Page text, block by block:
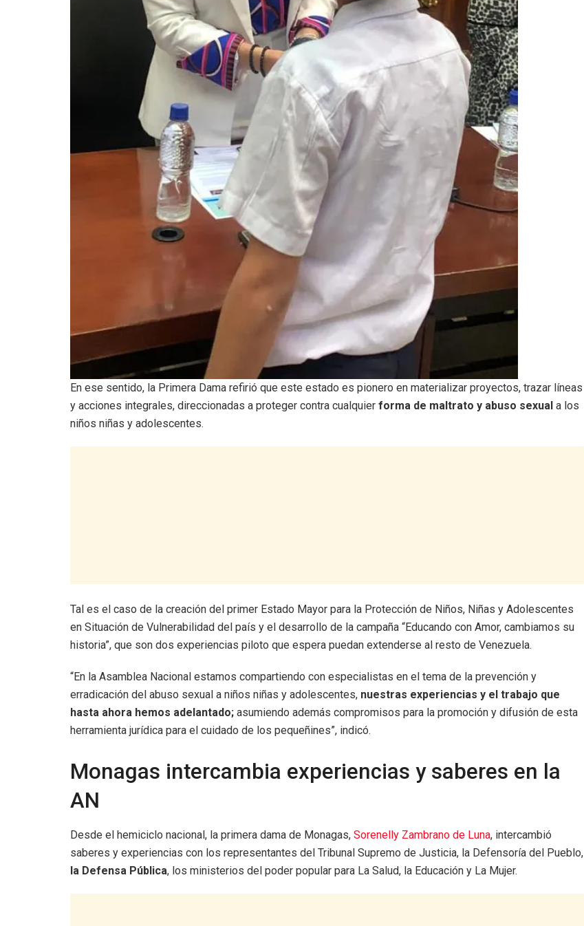
En ese sentido, la Primera Dama refirió que este estado es pionero en materializar proyectos, trazar líneas
y acciones integrales, direccionadas a proteger contra cualquier forma de maltrato y abuso sexual a los
niños niñas y adolescentes.
Tal es el caso de la creación del primer Estado Mayor para la Protección de Niños, Niñas y Adolescentes
en Situación de Vulnerabilidad del país y el desarrollo de la campaña “Educando con Amor, cambiamos su
historia”, que son dos experiencias piloto que espera puedan extenderse al resto de Venezuela.
“En la Asamblea Nacional estamos compartiendo con especialistas en el tema de la prevención y
erradicación del abuso sexual a niños niñas y adolescentes, nuestras experiencias y el trabajo que
hasta ahora hemos adelantado; asumiendo además compromisos para la promoción y difusión de esta
herramienta jurídica para el cuidado de los pequeñines”, indicó.
Monagas intercambia experiencias y saberes en la
AN
Desde el hemiciclo nacional, la primera dama de Monagas, Sorenelly Zambrano de Luna, intercambió
saberes y experiencias con los representantes del Tribunal Supremo de Justicia, la Defensoría del Pueblo,
la Defensa Pública, los ministerios del poder popular para La Salud, la Educación y La Mujer.